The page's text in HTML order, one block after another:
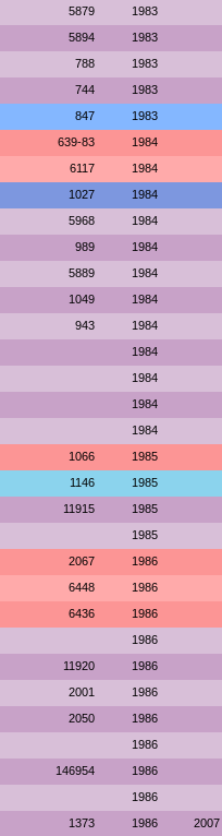
5879 1983
5894 1983
788 1983
744 1983
847 1983
639-83 1984
6117 1984
1027 1984
5968 1984
989 1984
5889 1984
1049 1984
943 1984
1984
1984
1984
1984
1066 1985
1146 1985
11915 1985
1985
2067 1986
6448 1986
6436 1986
1986
11920 1986
2001 1986
2050 1986
1986
146954 1986
1986
1373 1986 2007